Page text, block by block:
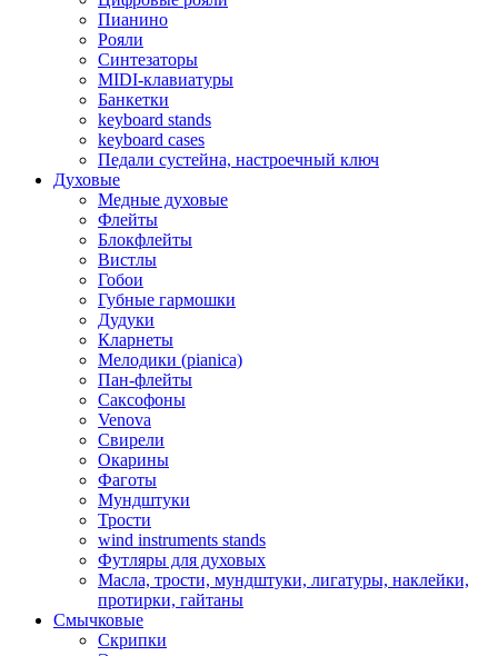
Пианино
Рояли
Синтезаторы
MIDI-клавиатуры
Банкетки
keyboard stands
keyboard cases
Педали сустейна, настроечный ключ
Духовые
Медные духовые
Флейты
Блокфлейты
Вистлы
Гобои
Губные гармошки
Дудуки
Кларнеты
Мелодики (pianica)
Пан-флейты
Саксофоны
Venova
Свирели
Окарины
Фаготы
Мундштуки
Трости
wind instruments stands
Футляры для духовых
Масла, трости, мундштуки, лигатуры, наклейки,
протирки, гайтаны
Смычковые
Скрипки